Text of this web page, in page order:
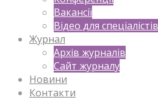
Вакансії
Відео для спеціалістів
Журнал
Архів журналів
Сайт журналу
Новини
Контакти